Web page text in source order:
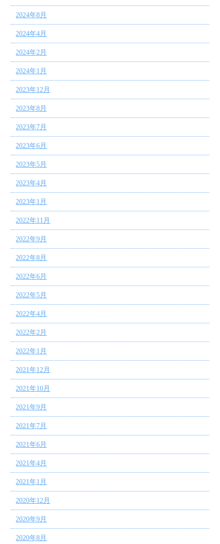
2024年8月
2024年4月
2024年2月
2024年1月
2023年12月
2023年8月
2023年7月
2023年6月
2023年5月
2023年4月
2023年1月
2022年11月
2022年9月
2022年8月
2022年6月
2022年5月
2022年4月
2022年2月
2022年1月
2021年12月
2021年10月
2021年9月
2021年7月
2021年6月
2021年4月
2021年1月
2020年12月
2020年9月
2020年8月